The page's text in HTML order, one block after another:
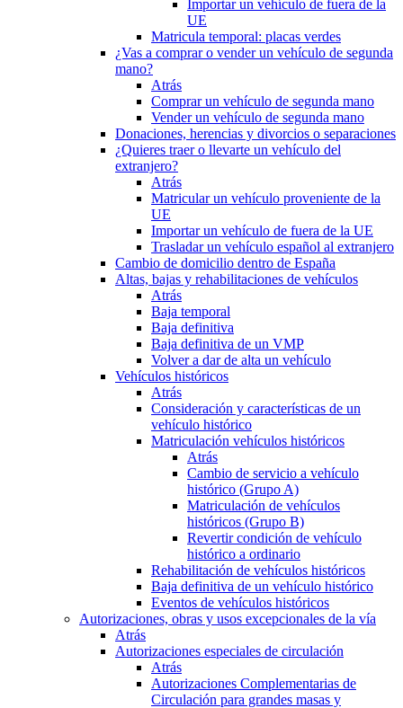
Importar un vehículo de fuera de la
UE
Matricula temporal: placas verdes
¿Vas a comprar o vender un vehículo de segunda
mano?
Atrás
Comprar un vehículo de segunda mano
Vender un vehículo de segunda mano
Donaciones, herencias y divorcios o separaciones
¿Quieres traer o llevarte un vehículo del
extranjero?
Atrás
Matricular un vehículo proveniente de la
UE
Importar un vehículo de fuera de la UE
Trasladar un vehículo español al extranjero
Cambio de domicilio dentro de España
Altas, bajas y rehabilitaciones de vehículos
Atrás
Baja temporal
Baja definitiva
Baja definitiva de un VMP
Volver a dar de alta un vehículo
Vehículos históricos
Atrás
Consideración y características de un
vehículo histórico
Matriculación vehículos históricos
Atrás
Cambio de servicio a vehículo
histórico (Grupo A)
Matriculación de vehículos
históricos (Grupo B)
Revertir condición de vehículo
histórico a ordinario
Rehabilitación de vehículos históricos
Baja definitiva de un vehículo histórico
Eventos de vehículos históricos
Autorizaciones, obras y usos excepcionales de la vía
Atrás
Autorizaciones especiales de circulación
Atrás
Autorizaciones Complementarias de
Circulación para grandes masas y